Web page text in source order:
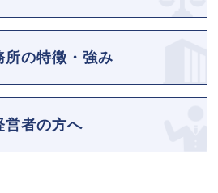
所の特徴・強み
営者の方へ